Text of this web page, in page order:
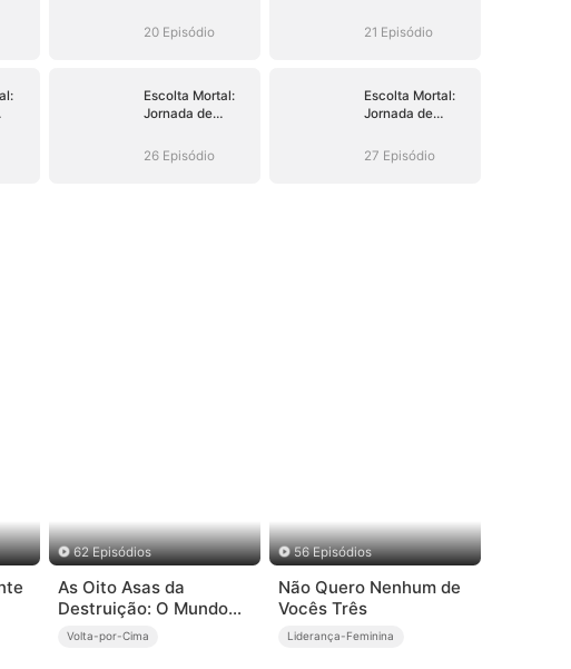
20 Episódio
21 Episódio
Escolta Mortal:
Jornada de
26 Episódio
Escolta Mortal:
Jornada de
27 Episódio
62 Episódios
As Oito Asas da
Destruição: O Mundo
Estremece ao Meu
Volta-por-Cima
56 Episódios
Não Quero Nenhum de
Vocês Três
Liderança-Feminina